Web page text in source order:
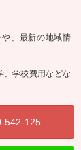
、最新の地域情
、学校費用などな
542-125